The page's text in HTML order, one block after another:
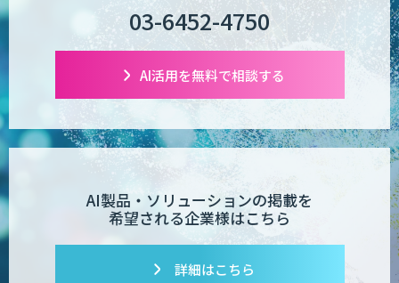
03-6452-4750
AI活用を無料で相談する
AI製品・ソリューションの掲載を
希望される企業様はこちら
詳細はこちら